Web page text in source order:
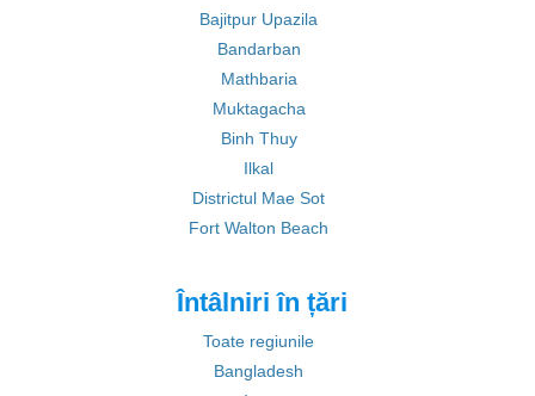
Bajitpur Upazila
Bandarban
Mathbaria
Muktagacha
Binh Thuy
Ilkal
Districtul Mae Sot
Fort Walton Beach
Întâlniri în țări
Toate regiunile
Bangladesh